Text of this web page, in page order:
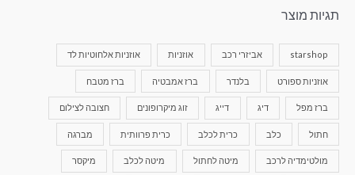
תגיות מוצר
starshop אביזרי רכב אוזניות אוזניות אלחוטיות לד
אוזניות ספורט בלנדר ברז אמבטיה ברז מטבח
ברז מפל דיג דייג זוג מיקרופונים חצובה לצילום
חתול כלב כרית לכלב כרית פרוותית מברגה
מולטימדיה לרכב מיטה לחתול מיטה לכלב מיקסר